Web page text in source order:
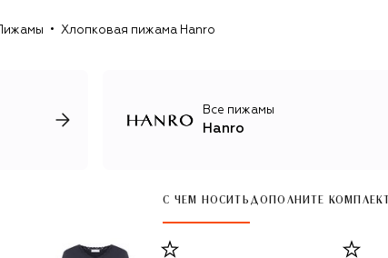
Пижамы Хлопковая пижама Hanro
Все пижамы
Hanro
С ЧЕМ НОСИТЬ ДОПОЛНИТЕ КОМПЛЕКТ